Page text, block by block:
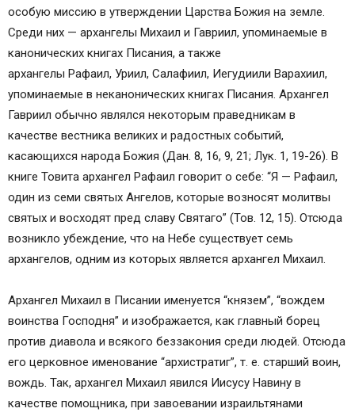
особую миссию в утверждении Царства Божия на земле.
Среди них — архангелы Михаил и Гавриил, упоминаемые в
канонических книгах Писания, а также
архангелы Рафаил, Уриил, Салафиил, Иегудиили Варахиил,
упоминаемые в неканонических книгах Писания. Архангел
Гавриил обычно являлся некоторым праведникам в
качестве вестника великих и радостных событий,
касающихся народа Божия (Дан. 8, 16, 9, 21; Лук. 1, 19-26). В
книге Товита архангел Рафаил говорит о себе: “Я — Рафаил,
один из семи святых Ангелов, которые возносят молитвы
святых и восходят пред славу Святаго” (Тов. 12, 15). Отсюда
возникло убеждение, что на Небе существует семь
архангелов, одним из которых является архангел Михаил.
Архангел Михаил в Писании именуется “князем”, “вождем
воинства Господня” и изображается, как главный борец
против диавола и всякого беззакония среди людей. Отсюда
его церковное именование “архистратиг”, т. е. старший воин,
вождь. Так, архангел Михаил явился Иисусу Навину в
качестве помощника, при завоевании израильтянами